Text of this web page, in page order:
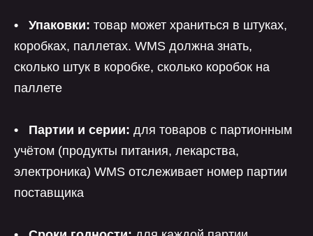
• Упаковки: товар может храниться в штуках,
коробках, паллетах. WMS должна знать,
сколько штук в коробке, сколько коробок на
паллете
• Партии и серии: для товаров с партионным
учётом (продукты питания, лекарства,
электроника) WMS отслеживает номер партии
поставщика